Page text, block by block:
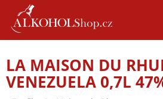
obsah
LA MAISON DU
VENEZUELA 0,7L